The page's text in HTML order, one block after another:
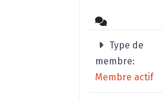
Type de
membre:
Membre actif